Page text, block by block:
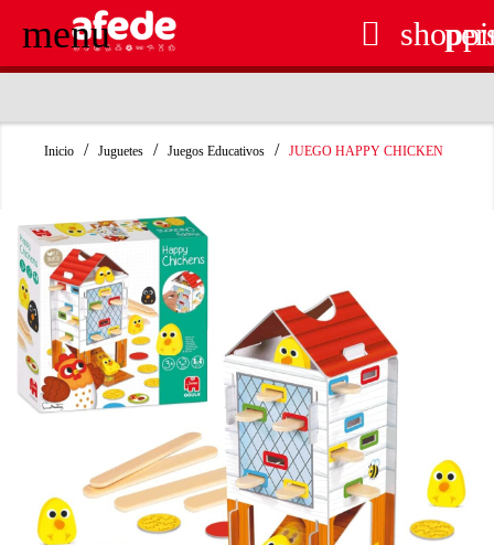
menu 
Inicio Juguetes Juegos Educativos JUEGO HAPPY CHICKEN